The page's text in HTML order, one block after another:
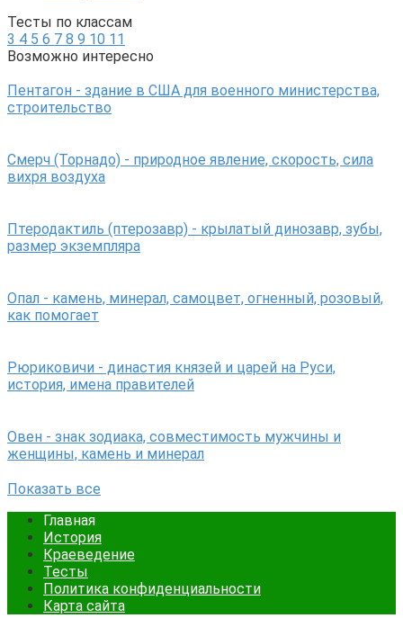
Тесты по классам
3 4 5 6 7 8 9 10 11
Возможно интересно
Пентагон - здание в США для военного министерства,
строительство
Смерч (Торнадо) - природное явление, скорость, сила
вихря воздуха
Птеродактиль (птерозавр) - крылатый динозавр, зубы,
размер экземпляра
Опал - камень, минерал, самоцвет, огненный, розовый,
как помогает
Рюриковичи - династия князей и царей на Руси,
история, имена правителей
Овен - знак зодиака, совместимость мужчины и
женщины, камень и минерал
Показать все
Главная
История
Краеведение
Тесты
Политика конфиденциальности
Карта сайта